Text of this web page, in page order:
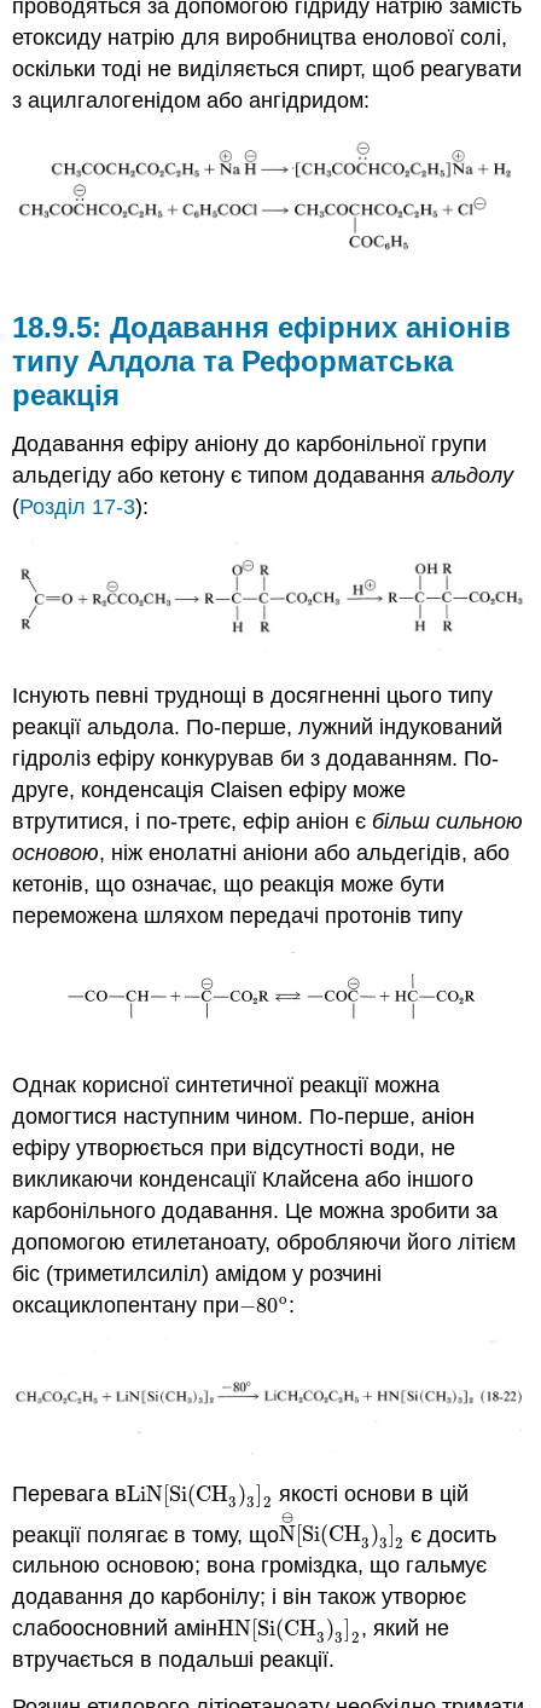
проводяться за допомогою гідриду натрію замість
етоксиду натрію для виробництва енолової солі,
оскільки тоді не виділяється спирт, щоб реагувати
з ацилгалогенідом або ангідридом:
Додавання ефірних аніонів
типу Алдола та Реформатська
реакція
Додавання ефіру аніону до карбонільної групи
альдегіду або кетону є типом додаванняальдолу
(Розділ 17-3):
Існують певні труднощі в досягненні цього типу
реакції альдола. По-перше, лужний індукований
гідроліз ефіру конкурував би з додаванням. По-
друге, конденсація Claisen ефіру може
втрутитися, і по-третє, ефір аніон є більш сильною
основою, ніж енолатні аніони або альдегідів, або
кетонів, що означає, що реакція може бути
переможена шляхом передачі протонів типу
Однак корисної синтетичної реакції можна
домогтися наступним чином. По-перше, аніон
ефіру утворюється при відсутності води, не
викликаючи конденсації Клайсена або іншого
карбонільного додавання. Це можна зробити за
допомогою етилетаноату, обробляючи його літієм
біс (триметилсиліл) амідом у розчині
оксациклопентану при−80o
−80o:
Перевага вLiN[Si(CH3)3] 2
LiN[ Si(CH3)3 2 якості основи в цій
реакції полягає в тому, щоN
⊖
Si(CH3)3 2
N ⊖[Si(CH3 )3 ]2
є досить
сильною основою; вона громіздка, що гальмує
додавання до карбонілу; і він також утворює
слабоосновний амінHN Si(CH3)3 2
HN Si(CH3 )3 2, який не
втручається в подальші реакції.